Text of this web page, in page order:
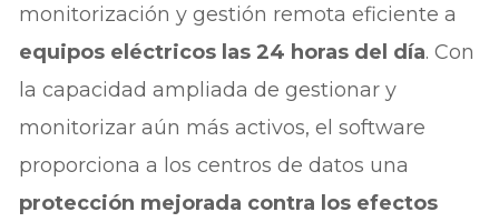
monitorización y gestión remota eficiente a
equipos eléctricos las 24 horas del día. Con
la capacidad ampliada de gestionar y
monitorizar aún más activos, el software
proporciona a los centros de datos una
protección mejorada contra los efectos